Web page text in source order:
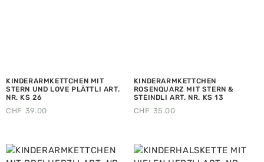
KINDERARMKETTCHEN MIT
STERN UND LOVE PLÄTTLI ART.
NR. KS 26
CHF 39.00
KINDERARMKETTCHEN
ROSENQUARZ MIT STERN &
STEINDLI ART. NR. KS 13
CHF 35.00